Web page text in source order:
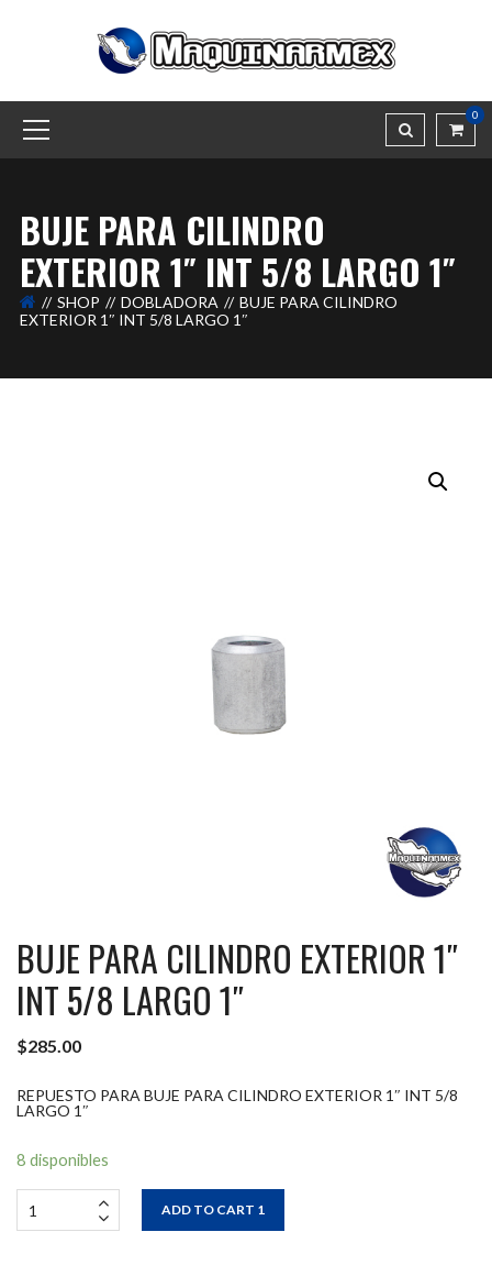
0
BUJE PARA CILINDRO
EXTERIOR 1″ INT 5/8 LARGO 1″
SHOP DOBLADORA
BUJE PARA CILINDRO
EXTERIOR 1″ INT 5/8 LARGO 1″
BUJE PARA CILINDRO EXTERIOR 1″
INT 5/8 LARGO 1″
$285.00
REPUESTO PARA BUJE PARA CILINDRO EXTERIOR 1″ INT 5/8
LARGO 1″
8 disponibles
ADD TO CART 1